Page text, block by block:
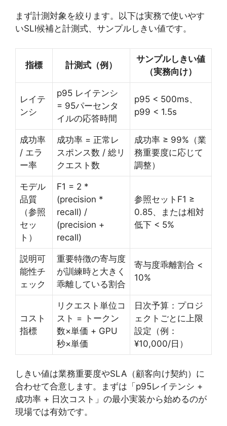
まず計測対象を絞ります。以下は実務で使いやす
いSLI候補と計測式、サンプルしきい値です。
指標 計測式（例）
サンプルしきい値
（実務向け）
レイテ
ンシ
p95 レイテンシ
= 95パーセンタ
イルの応答時間
p95 < 500ms、
p99 < 1.5s
成功率
/ エラ
ー率
成功率 = 正常レ
スポンス数 / 総リ
クエスト数
成功率 ≥ 99%（業
務重要度に応じて
調整）
モデル
品質
（参照
セッ
ト）
F1 = 2 *
(precision *
recall) /
(precision +
recall)
参照セットF1 ≥
0.85、または相対
低下 < 5%
説明可
能性チ
ェック
重要特徴の寄与度
が訓練時と大きく
乖離している割合
寄与度乖離割合 <
10%
コスト
指標
リクエスト単位コ
スト = トークン
数×単価 + GPU
秒×単価
日次予算：プロジ
ェクトごとに上限
設定（例：
¥10,000/日）
しきい値は業務重要度やSLA（顧客向け契約）に
合わせて合意します。まずは「p95レイテンシ +
成功率 + 日次コスト」の最小実装から始めるのが
現場では有効です。